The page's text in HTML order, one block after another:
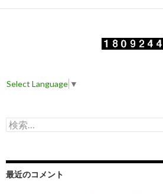
Select Language ▼
検
索
最近のコメント